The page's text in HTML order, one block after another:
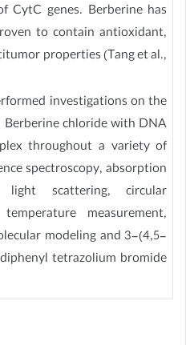
CytC genes. Berberine has
to contain antioxidant,
properties (Tang et al.,
investigations on the
chloride with DNA
throughout a variety of
spectroscopy, absorption
light scattering, circular
measurement,
modeling and 3-(4,5-
tetrazolium bromide